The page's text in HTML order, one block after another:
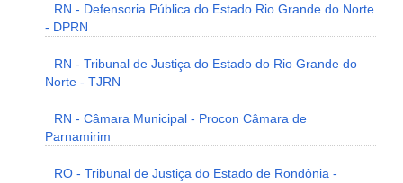
RN - Defensoria Pública do Estado Rio Grande do Norte
- DPRN
RN - Tribunal de Justiça do Estado do Rio Grande do
Norte - TJRN
RN - Câmara Municipal - Procon Câmara de
Parnamirim
RO - Tribunal de Justiça do Estado de Rondônia -